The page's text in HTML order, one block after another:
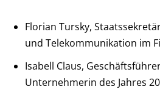
Florian Tursky,
und Telekommunikation im
Isabell Claus,
Unternehmerin des Jahres